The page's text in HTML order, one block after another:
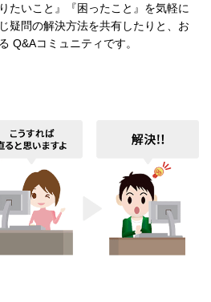
たいこと』『困ったこと』を気軽に
疑問の解決方法を共有したりと、お
Q&Aコミュニティです。